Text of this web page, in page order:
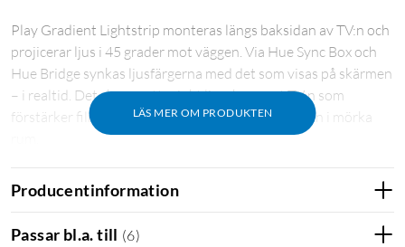
LÄS MER OM PRODUKTEN
Play Gradient Lightstrip monteras längs baksidan av TV:n och
projicerar ljus i 45 grader mot väggen. Via Hue Sync Box och
Hue Bridge synkas ljusfärgerna med det som visas på skärmen
– i realtid. Det skapar ett mjukt ljussken runt TV:n som
förstärker filmupplevelsen och minskar kontrasten i mörka
Gradient – flera färger i en och samma slinga
Olika delar av slingan kan lysa i olika färger samtidigt. Det gör
Producentinformation
Passar bl.a. till (6)